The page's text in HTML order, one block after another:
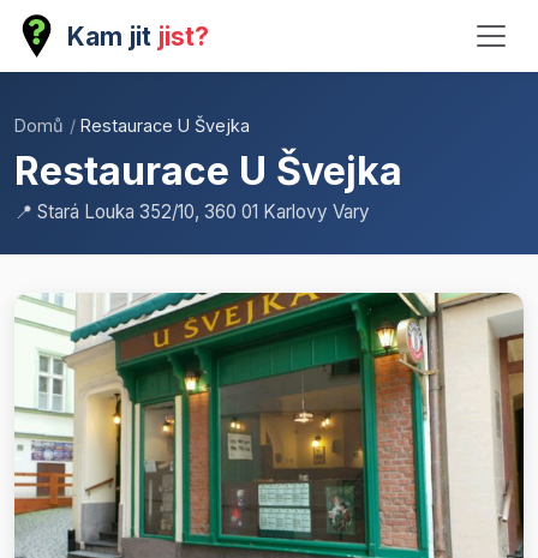
Kam jit jist?
Domů / Restaurace U Švejka
Restaurace U Švejka
📍 Stará Louka 352/10, 360 01 Karlovy Vary